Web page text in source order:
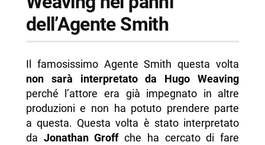
dell’Agente Smith
Il famosissimo Agente Smith questa volta
non sarà interpretato da Hugo Weaving
perché l’attore era già impegnato in altre
produzioni e non ha potuto prendere parte
a questa. Questa volta è stato interpretato
da Jonathan Groffche ha cercato di fare